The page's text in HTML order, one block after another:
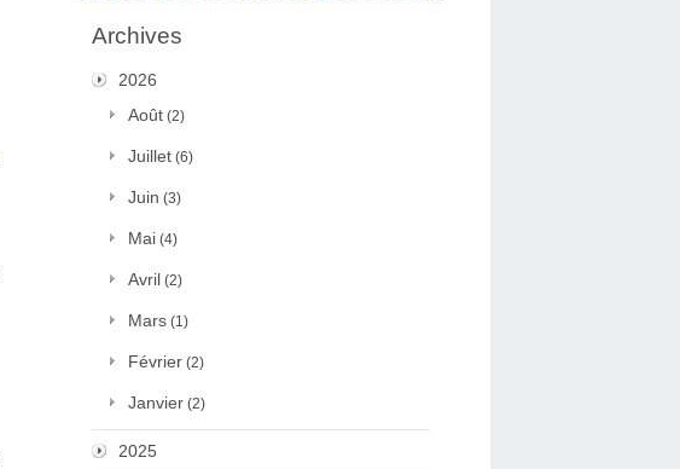
Archives
2026
Août (2)
Juillet (6)
Juin (3)
Mai (4)
Avril (2)
Mars (1)
Février (2)
Janvier (2)
2025